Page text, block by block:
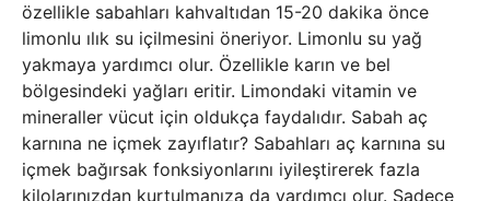
özellikle sabahları kahvaltıdan 15-20 dakika önce
limonlu ılık su içilmesini öneriyor. Limonlu su yağ
yakmaya yardımcı olur. Özellikle karın ve bel
bölgesindeki yağları eritir. Limondaki vitamin ve
mineraller vücut için oldukça faydalıdır. Sabah aç
karnına ne içmek zayıflatır? Sabahları aç karnına su
içmek bağırsak fonksiyonlarını iyileştirerek fazla
kilolarınızdan kurtulmanıza da yardımcı olur. Sadece